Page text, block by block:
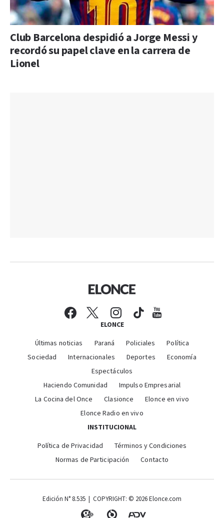
Club Barcelona despidió a Jorge Messi y
recordó su papel clave en la carrera de
Lionel
ELONCE
Últimas noticias Paraná Policiales
Política
Sociedad
Internacionales Deportes
Economía
Espectáculos
Haciendo Comunidad
Impulso Empresarial
La Cocina del Once
Clasionce
Elonce en vivo
Elonce Radio en vivo
INSTITUCIONAL
Política de Privacidad
Términos y Condiciones
Normas de Participación
Contacto
Edición N° 8.535 | COPYRIGHT: © 2026 Elonce.com